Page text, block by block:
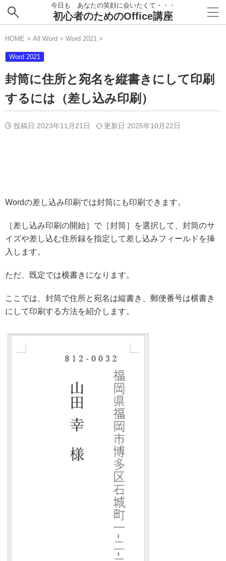
今日も あなたの笑顔に会いたくて・・・
初心者のためのOffice講座
HOME > All Word > Word 2021 >
Word 2021
封筒に住所と宛名を縦書きにして印刷
するには（差し込み印刷）
投稿日 2023年11月21日 更新日 2025年10月22日
Wordの差し込み印刷では封筒にも印刷できます。
［差し込み印刷の開始］で［封筒］を選択して、封筒のサ
イズや差し込む住所録を指定して差し込みフィールドを挿
入します。
ただ、既定では横書きになります。
ここでは、封筒で住所と宛名は縦書き、郵便番号は横書き
にして印刷する方法を紹介します。